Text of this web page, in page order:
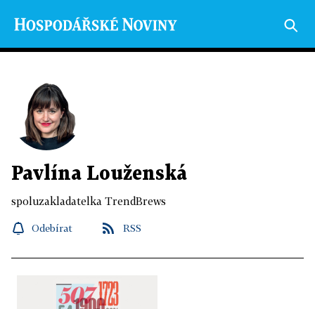
Pavlína Louženská
spoluzakladatelka TrendBrews
Odebírat RSS